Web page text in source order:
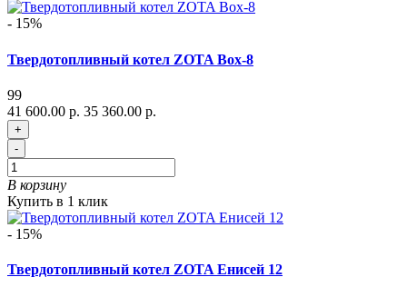
- 15%
Твердотопливный котел ZOTA Box-8
99
41 600.00 р. 35 360.00 р.
+
-
В корзину
Купить в 1 клик
- 15%
Твердотопливный котел ZOTA Енисей 12